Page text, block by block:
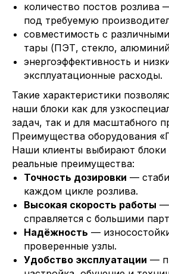
количество постов розлива
под требуемую
совместимость с
тары (ПЭТ, стекло,
энергоэффективность и
эксплуатационные расходы.
Такие характеристики
наши блоки как для
задач, так и для масштабного
Преимущества оборудования
Наши клиенты выбирают блоки
реальные преимущества:
Точность дозировки —
каждом цикле розлива.
Высокая скорость работы —
справляется с большими
Надёжность —
проверенные узлы.
Удобство эксплуатации —